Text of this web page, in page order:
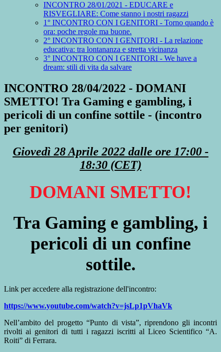
INCONTRO 28/01/2021 - EDUCARE e
RISVEGLIARE: Come stanno i nostri ragazzi
1° INCONTRO CON I GENITORI - Torno quando è
ora: poche regole ma buone.
2° INCONTRO CON I GENITORI - La relazione
educativa: tra lontananza e stretta vicinanza
3° INCONTRO CON I GENITORI - We have a
dream: stili di vita da salvare
INCONTRO 28/04/2022 - DOMANI
SMETTO! Tra Gaming e gambling, i
pericoli di un confine sottile - (incontro
per genitori)
Giovedì 28 Aprile 2022 dalle ore 17:00 -
18:30 (CET)
DOMANI SMETTO!
Tra Gaming e gambling, i
pericoli di un confine
sottile.
Link per accedere alla registrazione dell'incontro:
https://www.youtube.com/watch?v=jsLp1pVhaVk
Nell’ambito del progetto “Punto di vista”, riprendono gli incontri
rivolti ai genitori di tutti i ragazzi iscritti al Liceo Scientifico “A.
Roiti” di Ferrara.